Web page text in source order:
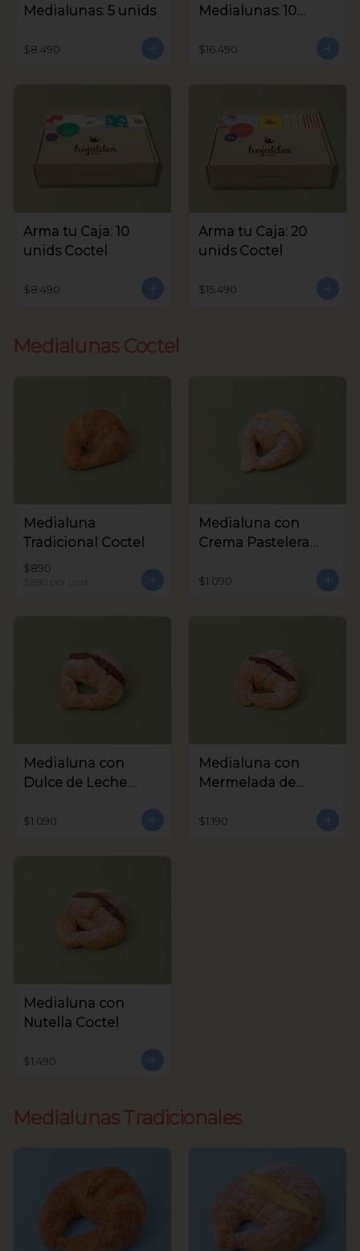
Medialunas: 5 unids
$8.490
Medialunas: 10
$16.490
Arma tu Caja: 10
unids Coctel
$8.490
Arma tu Caja: 20
unids Coctel
$15.490
Medialunas Coctel
Medialuna
Tradicional Coctel
$890
$890 por und
Medialuna con
Crema Pastelera
$1.090
Medialuna con
Dulce de Leche
$1.090
Medialuna con
Mermelada de
$1.190
Medialuna con
Nutella Coctel
$1.490
Medialunas Tradicionales